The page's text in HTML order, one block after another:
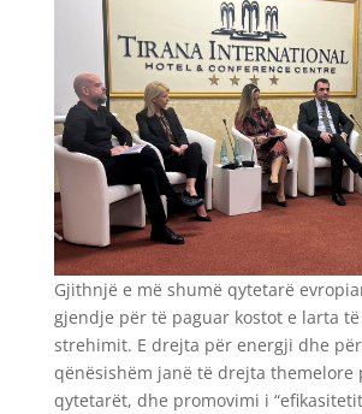
Gjithnjë e më shumë qytetarë
gjendje për të paguar kostot e larta
strehimit. E drejta për energji dhe
qënësishëm janë të drejta themelore
qytetarët, dhe promovimi i